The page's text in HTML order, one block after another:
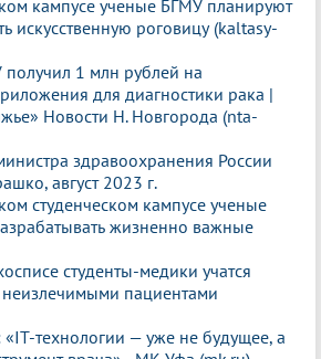
кампусе ученые БГМУ планируют
искусственную роговицу (kaltasy-
получил 1 млн рублей на
для диагностики рака |
Новости Н. Новгорода (nta-
здравоохранения России
август 2023 г.
студенческом кампусе ученые
жизненно важные
студенты-медики учатся
неизлечимыми пациентами
технологии — уже не будущее, а